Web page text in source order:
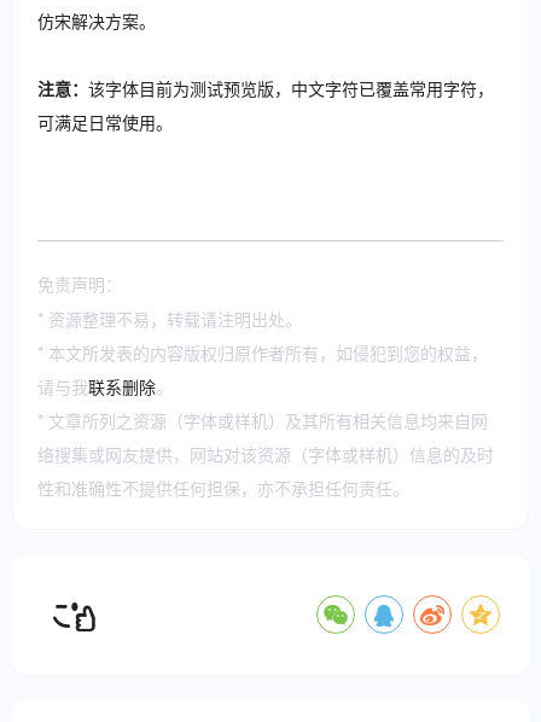
仿宋解决方案。
注意： 该字体目前为测试预览版，中文字符已覆盖常用字符，
可满足日常使用。
免责声明：
* 资源整理不易，转载请注明出处。
* 本文所发表的内容版权归原作者所有，如侵犯到您的权益，
请与我联系删除。
* 文章所列之资源（字体或样机）及其所有相关信息均来自网
络搜集或网友提供，网站对该资源（字体或样机）信息的及时
性和准确性不提供任何担保，亦不承担任何责任。